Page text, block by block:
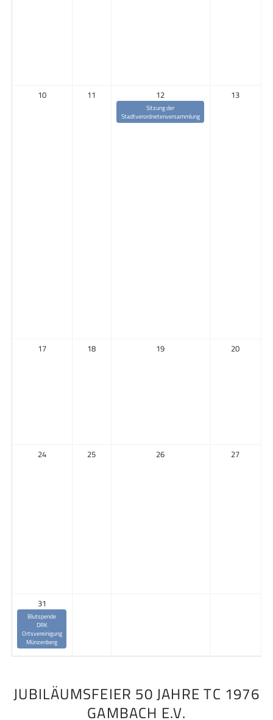
10 11 12
Sitzung der
Stadtverordnetenversammlung
13
17 18 19 20
24 25 26 27
31
Blutspende
DRK
Ortsvereinigung
Münzenberg
JUBILÄUMSFEIER 50 JAHRE TC 1976
GAMBACH E.V.